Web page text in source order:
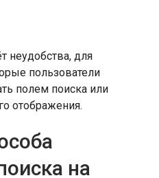
неудобства, для
пользователи
полем поиска или
отображения.
на